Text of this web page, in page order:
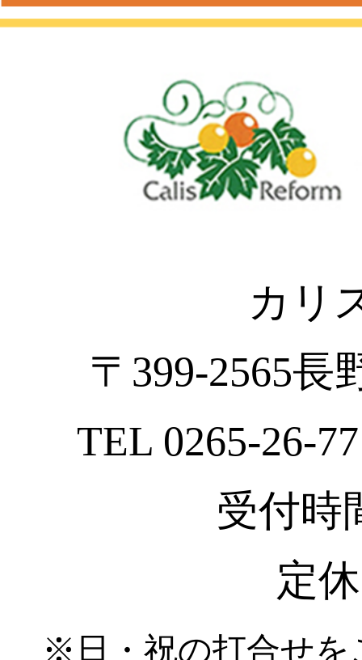
カリ
〒399-2565長
TEL 0265-26-
受付時
定
※日・祝の打合せを